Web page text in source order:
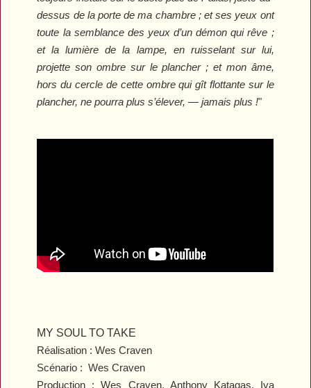
dessus de la porte de ma chambre ; et ses yeux ont
toute la semblance des yeux d’un démon qui rêve ;
et la lumière de la lampe, en ruisselant sur lui,
projette son ombre sur le plancher ; et mon âme,
hors du cercle de cette ombre qui gît flottante sur le
plancher, ne pourra plus s’élever, — jamais plus !"
MY SOUL TO TAKE
Réalisation :Wes Craven
Scénario : Wes Craven
Production : Wes Craven, Anthony Katagas, Iya